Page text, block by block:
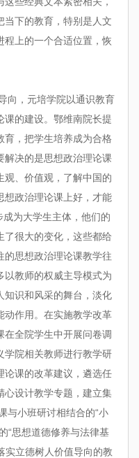
当下的教育，特别是人文
程上的一个合适位置，恢
向，元培学院以通识教育
课的建设。鄂维南院长提
育，把学生培养成为合格
解决的是思想政治理论课
观、价值观，了解中国的
想政治理论课上好，才能
成为大学生主体，他们的
了很大的变化，这些都给
的思想政治理论课教学往
以教师的权威主导模式为
知识和风采的舞台，淡化
动作用。在实施教学改革
在全院学生中开展问卷调
学院相关教师进行教学研
论课的改革建议，遴选任
心设计教学专题，建立集
与小班研讨相结合的“小
“思想道德修养与法律基
实立德树人价值导向的教